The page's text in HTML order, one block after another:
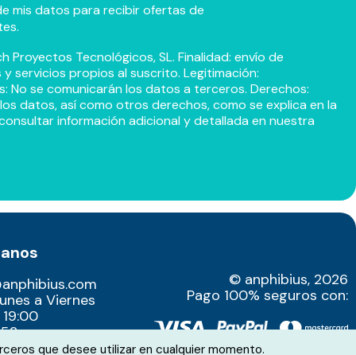
mis datos para recibir ofertas de
Proyectos Tecnológicos, SL. Finalidad: envío de
servicios propios al suscrito. Legitimación:
No se comunicarán los datos a terceros. Derechos:
datos, así como otros derechos, como se explica en la
información adicional y detallada en nuestra
a Viernes
© anphibius, 2026
Pago 100% seguros con:
que desee utilizar en cualquier momento.